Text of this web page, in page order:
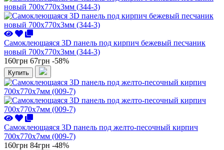
Самоклеющаяся 3D панель под кирпич бежевый песчаник
новый 700x770x3мм (344-3)
160грн 67грн -58%
Купить
Самоклеющаяся 3D панель под желто-песочный кирпич
700x770x7мм (009-7)
160грн 84грн -48%